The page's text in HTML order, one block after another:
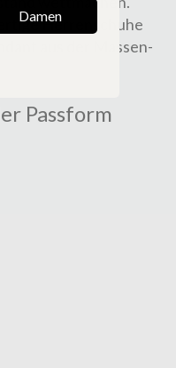
Her­ren­schuhe
aus der Mas­sen­
Passform
Damen